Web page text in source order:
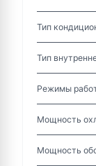
Тип
Тип
Режимы
Мощность
Мощность